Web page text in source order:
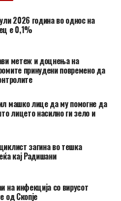
2026 година во однос на
е 0,1%
метеж и доцнења на
принудени повремено да
машко лице да му помогне да
лицето насилно ги зело и
загина во тешка
кај Радишани
на инфекција со вирусот
од Скопје